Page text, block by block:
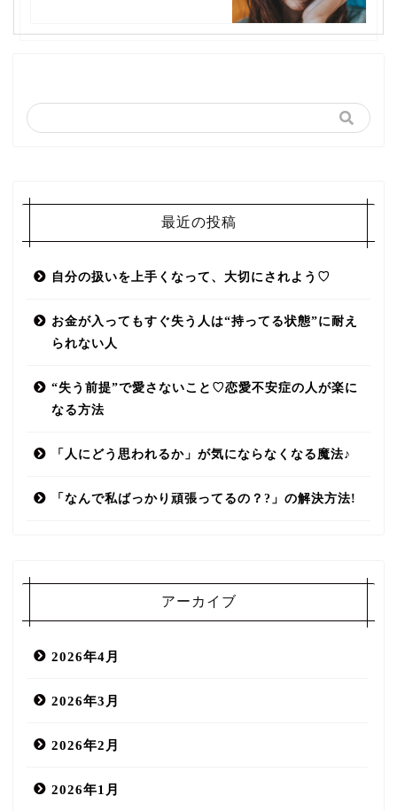
最近の投稿
自分の扱いを上手くなって、大切にされよう♡
お金が入ってもすぐ失う人は“持ってる状態”に耐え
られない人
“失う前提”で愛さないこと♡恋愛不安症の人が楽に
なる方法
「人にどう思われるか」が気にならなくなる魔法♪
「なんで私ばっかり頑張ってるの？?」の解決方法!
アーカイブ
2026年4月
2026年3月
2026年2月
2026年1月